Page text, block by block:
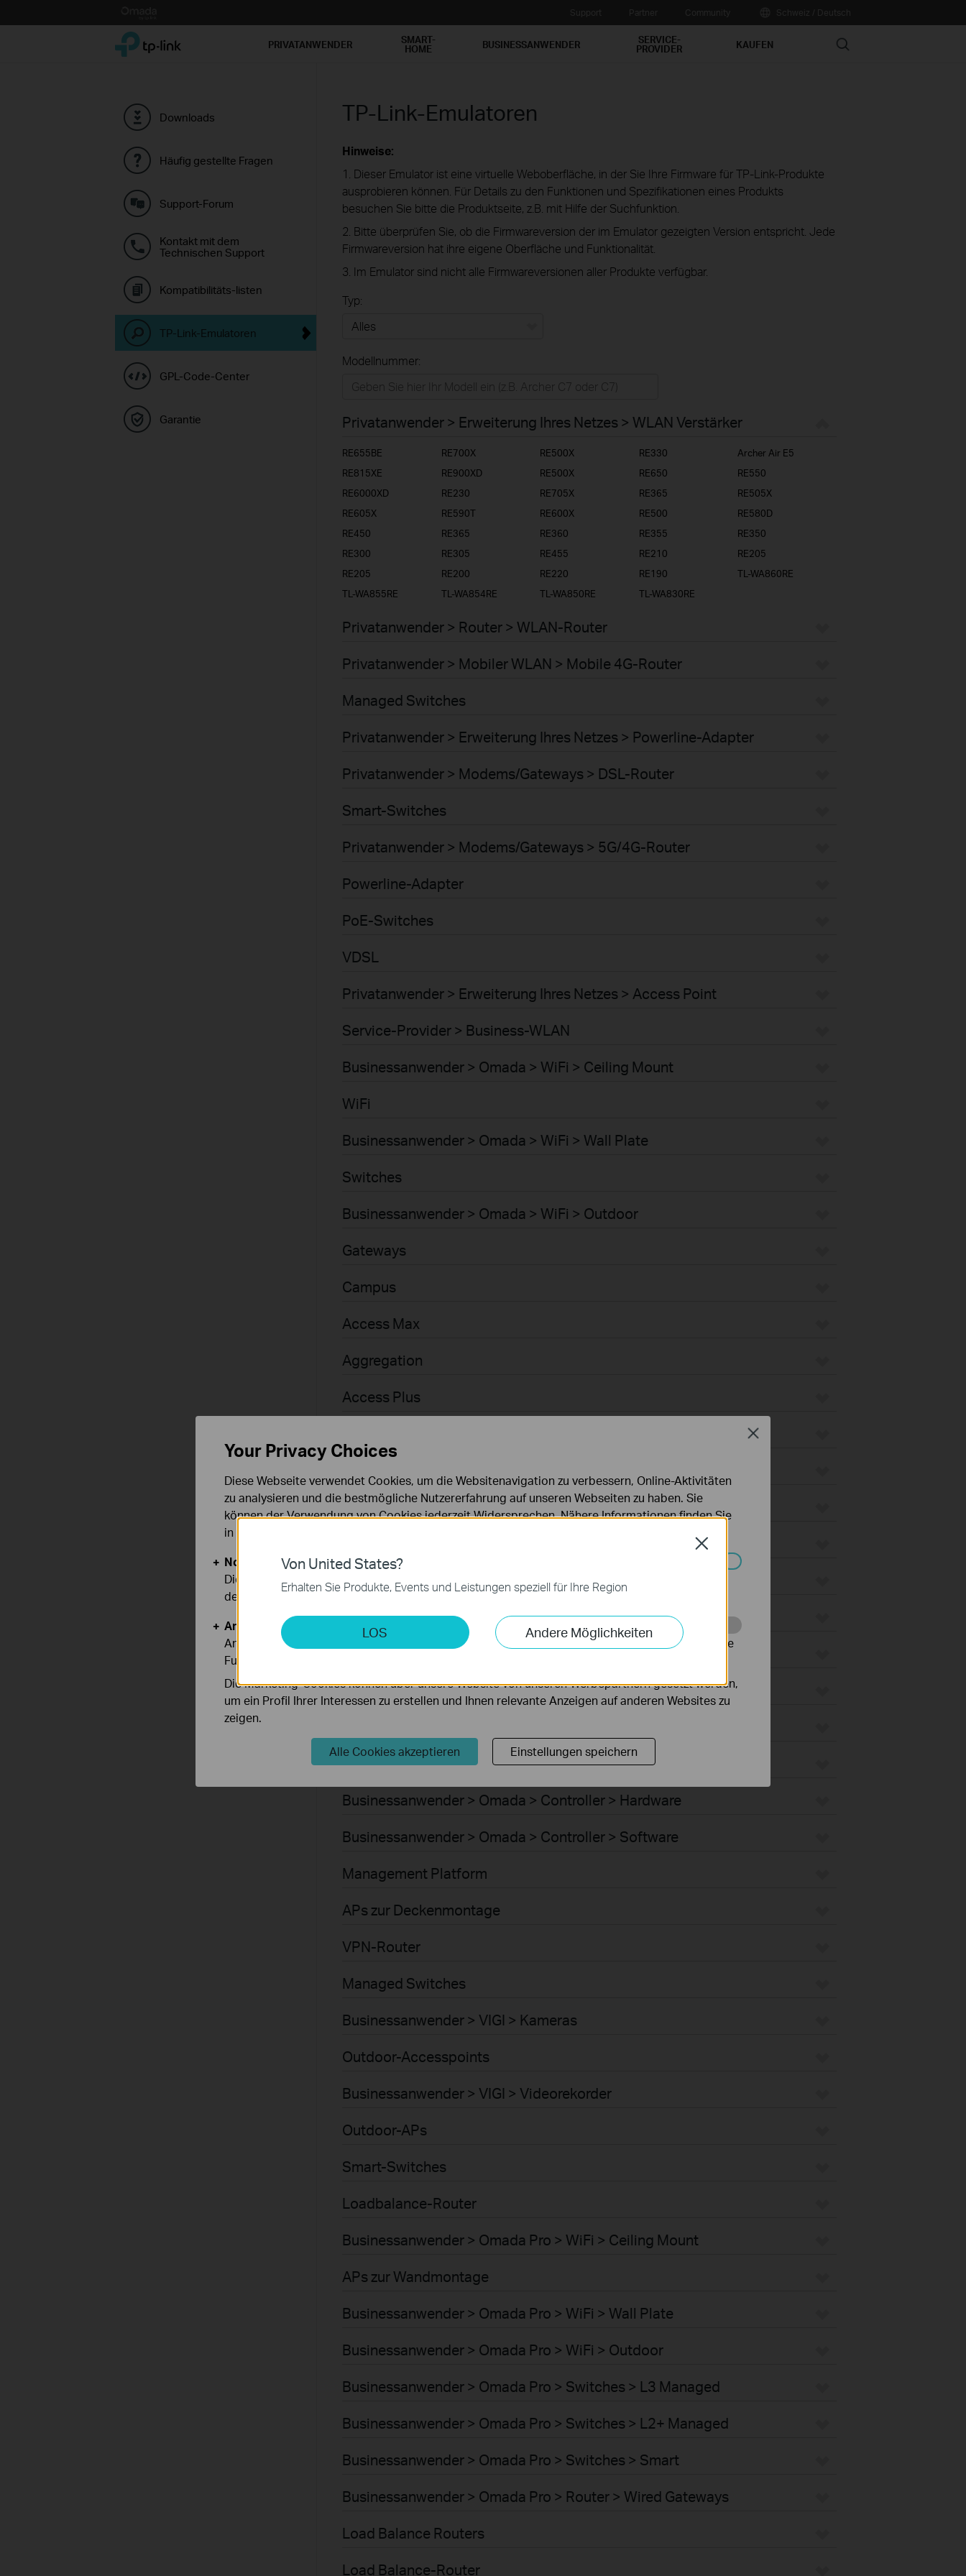
to
TP-Link, Reliably Smart PRIVATANWENDER SMART-
HOME BUSINESSANWENDER SERVICE-
PROVIDER KAUFEN Search
Downloads
Häufig gestellte Fragen
Support-Forum
Kontakt mit dem
Technischen Support
Kompatibilitäts-listen
TP-Link-Emulatoren
GPL-Code-Center
Garantie
TP-Link-Emulatoren
Hinweise:
1. Dieser Emulator ist eine virtuelle Weboberfläche, in der Sie Ihre Firmware für TP-Link-Produkte
ausprobieren können. Für Details zu den Funktionen und Spezifikationen eines Produkts
besuchen Sie bitte die Produktseite, z.B. mit Hilfe der Suchfunktion.
2. Bitte überprüfen Sie, ob die Firmwareversion der im Emulator gezeigten Version entspricht. Jede
Firmwareversion hat ihre eigene Oberfläche und Funktionalität.
3. Im Emulator sind nicht alle Firmwareversionen aller Produkte verfügbar.
Typ:
Businessanwender
Service-Provider
Modellnummer:
Privatanwender > Erweiterung Ihres Netzes > WLAN Verstärker
RE655BE RE700X RE500X RE330
Archer Air E5
RE815XE
RE900XD RE500X RE650
RE550
RE6000XD
RE230 RE705X RE365
RE505X
RE605X
RE590T RE600X RE500
RE580D
RE450
RE365 RE360 RE355
RE350
RE300
RE305 RE455 RE210
RE205
RE205
RE200 RE220 RE190
TL-WA860RE
TL-WA855RE
TL-WA854RE TL-WA850RE TL-WA830RE
Privatanwender > Router > WLAN-Router
Privatanwender > Mobiler WLAN > Mobile 4G-Router
Managed Switches
Privatanwender > Erweiterung Ihres Netzes > Powerline-Adapter
Privatanwender > Modems/Gateways > DSL-Router
Smart-Switches
Privatanwender > Modems/Gateways > 5G/4G-Router
Powerline-Adapter
PoE-Switches
VDSL
Privatanwender > Erweiterung Ihres Netzes > Access Point
Service-Provider > Business-WLAN
Businessanwender > Omada > WiFi > Ceiling Mount
WiFi
Businessanwender > Omada > WiFi > Wall Plate
Switches
Businessanwender > Omada > WiFi > Outdoor
Gateways
Campus
Access Max
Aggregation
Access Plus
Businessanwender > Omada > WiFi > GPON
Businessanwender > Omada > Router > Wired Gateways
Businessanwender > Omada > Router > WiFi Gateways
Businessanwender > Omada > Router > 4G/5G WiFi Gateways
Businessanwender > Omada > Router > Integrated Gateways
Businessanwender > Omada > Controller > Cloud-Based
Businessanwender > Omada > Controller > Hardware
Businessanwender > Omada > Controller > Software
Management Platform
APs zur Deckenmontage
VPN-Router
Managed Switches
Businessanwender > VIGI > Kameras
Outdoor-Accesspoints
Businessanwender > VIGI > Videorekorder
Outdoor-APs
Smart-Switches
Loadbalance-Router
Businessanwender > Omada Pro > WiFi > Ceiling Mount
APs zur Wandmontage
Businessanwender > Omada Pro > WiFi > Wall Plate
Businessanwender > Omada Pro > WiFi > Outdoor
Businessanwender > Omada Pro > Switches > L3 Managed
Businessanwender > Omada Pro > Switches > L2+ Managed
Businessanwender > Omada Pro > Switches > Smart
Businessanwender > Omada Pro > Router > Wired Gateways
Load Balance Routers
Load Balance-Router
Von United States?
Erhalten Sie Produkte, Events und Leistungen speziell für Ihre Region
LOS Andere Möglichkeiten
Close
Your Privacy Choices
Diese Webseite verwendet Cookies, um die Websitenavigation zu verbessern, Online-Aktivitäten
zu analysieren und die bestmögliche Nutzererfahrung auf unseren Webseiten zu haben. Sie
können der Verwendung von Cookies jederzeit Widersprechen. Nähere Informationen finden Sie
in unseren
Notwendige Cookies
Diese Cookies sind zur Funktion der Website erforderlich und können in Ihren Systemen nicht
deaktiviert werden.
Analyse- und Marketing-Cookies
Analyse-Cookies ermöglichen es uns, Ihre Aktivitäten auf unserer Website zu analysieren, um die
Funktionsweise unserer Website zu verbessern und anzupassen.
Die Marketing-Cookies können über unsere Website von unseren Werbepartnern gesetzt werden,
um ein Profil Ihrer Interessen zu erstellen und Ihnen relevante Anzeigen auf anderen Websites zu
zeigen.
Alle Cookies akzeptieren Einstellungen speichern
Close